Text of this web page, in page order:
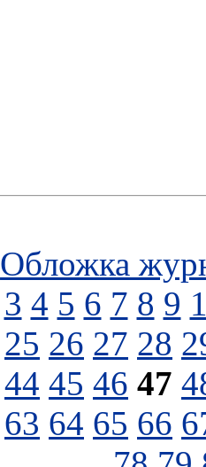
Обложка
3 4 5 6 7 8 9
25 26 27 28
44 45 46 47
63 64 65 66